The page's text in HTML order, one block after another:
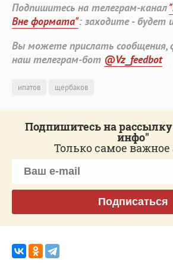
Подпишитесь на телеграм-канал
Вне формата": заходите - будет
Вы можете прислать сообщения,
наш телеграм-бот @Vz_feedbot
ипатов щербаков
Подпишитесь на
инфо"
Только самое важное
Подписаться